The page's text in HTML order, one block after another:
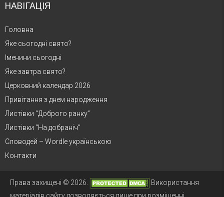
НАВІГАЦІЯ
Головна
Яке сьогодні свято?
Іменини сьогодні
Яке завтра свято?
Церковний календар 2026
Привітання з днем народження
Листівки “Доброго ранку”
Листівки “На добраніч”
Словодей – Wordle українською
Контакти
Права захищені © 2026.
Використання
матеріалів сайту дозволяється лише при розміщенні